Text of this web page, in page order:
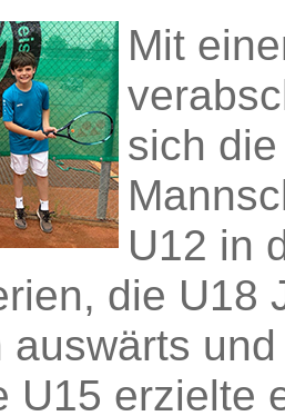
Mit
sich die
U12 in
die U18
auswärts
U15 erzielte